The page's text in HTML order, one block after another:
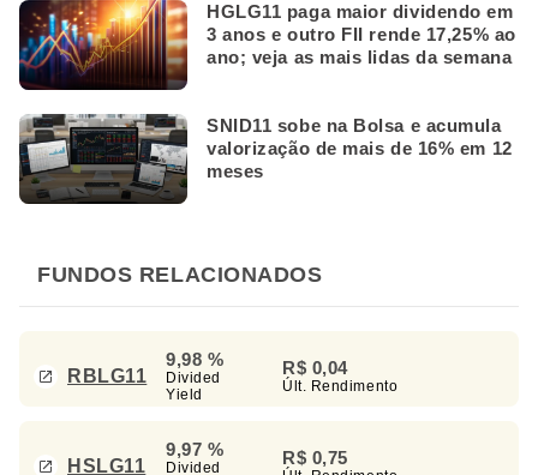
HGLG11 paga maior dividendo em
3 anos e outro FII rende 17,25% ao
ano; veja as mais lidas da semana
SNID11 sobe na Bolsa e acumula
valorização de mais de 16% em 12
meses
FUNDOS RELACIONADOS
RBLG11
9,98 %
Divided
Yield
R$ 0,04
Últ. Rendimento
HSLG11
9,97 %
Divided
R$ 0,75